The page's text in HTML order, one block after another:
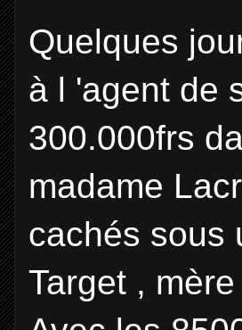
Quelques
à l 'agent de
300.000frs
madame
cachés sous
Target ,